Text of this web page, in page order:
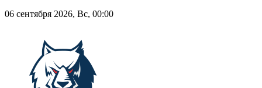
06 сентября 2026, Вс, 00:00